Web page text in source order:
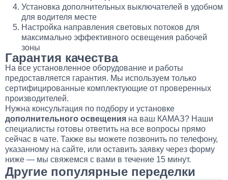
Установка дополнительных выключателей в удобном
для водителя месте
Настройка направления световых потоков для
максимально эффективного освещения рабочей
зоны
Гарантия качества
На все установленное оборудование и работы
предоставляется гарантия. Мы используем только
сертифицированные комплектующие от проверенных
производителей.
Нужна консультация по подбору и установке
дополнительного освещения на ваш КАМАЗ? Наши
специалисты готовы ответить на все вопросы прямо
сейчас в чате. Также вы можете позвонить по телефону,
указанному на сайте, или оставить заявку через форму
ниже — мы свяжемся с вами в течение 15 минут.
Другие популярные переделки